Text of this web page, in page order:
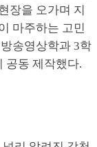
장을 오가며 지
마주하는 고민
송영상학과 3학
공동 제작했다.